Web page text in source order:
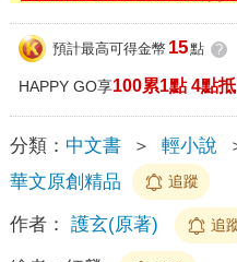
預計最高可得金幣 15點 ?
HAPPY GO享100累1點 4點
分類： 中文書 ＞ 輕小說
華文原創精品
追蹤
作者： 護玄(原著) 追